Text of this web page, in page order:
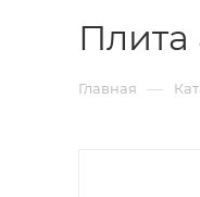
Плита
Главная —